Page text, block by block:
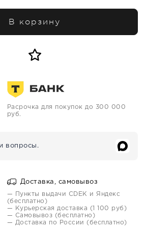
В корзину
Расрочка для покупок до 300 000
руб.
вопросы.
Доставка, самовывоз
— Пункты выдачи CDEK и Яндекс
(бесплатно)
— Курьерская доставка (1 100 руб)
— Самовывоз (бесплатно)
— Доставка по России (бесплатно)